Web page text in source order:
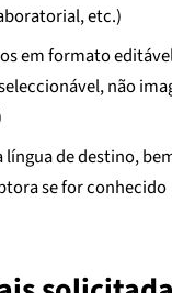
etc.)
em formato
não
língua de destino,
se for conhecido